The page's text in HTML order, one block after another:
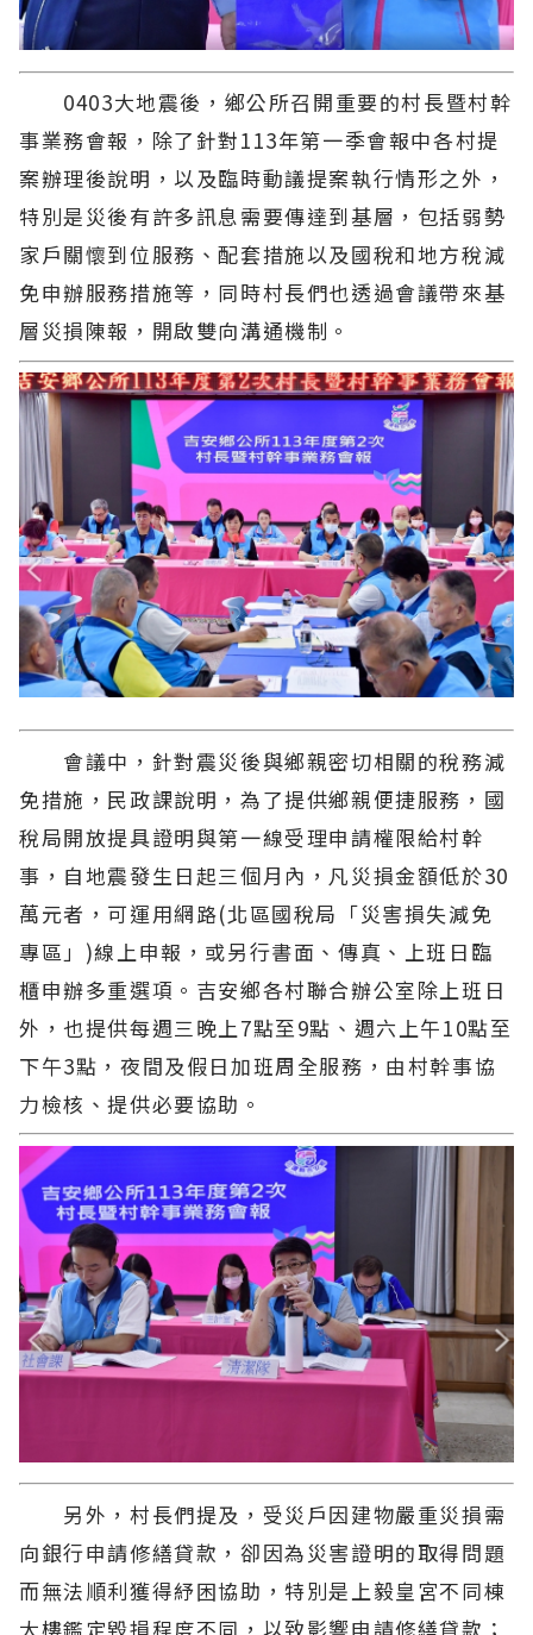
0403大地震後，鄉公所召開重要的村長暨村幹
事業務會報，除了針對113年第一季會報中各村提
案辦理後說明，以及臨時動議提案執行情形之外，
特別是災後有許多訊息需要傳達到基層，包括弱勢
家戶關懷到位服務、配套措施以及國稅和地方稅減
免申辦服務措施等，同時村長們也透過會議帶來基
層災損陳報，開啟雙向溝通機制。
會議中，針對震災後與鄉親密切相關的稅務減
免措施，民政課說明，為了提供鄉親便捷服務，國
稅局開放提具證明與第一線受理申請權限給村幹
事，自地震發生日起三個月內，凡災損金額低於30
萬元者，可運用網路(北區國稅局「災害損失減免
專區」)線上申報，或另行書面、傳真、上班日臨
櫃申辦多重選項。吉安鄉各村聯合辦公室除上班日
外，也提供每週三晚上7點至9點、週六上午10點至
下午3點，夜間及假日加班周全服務，由村幹事協
力檢核、提供必要協助。
另外，村長們提及，受災戶因建物嚴重災損需
向銀行申請修繕貸款，卻因為災害證明的取得問題
而無法順利獲得紓困協助，特別是上毅皇宮不同棟
大樓鑑定毀損程度不同，以致影響申請修繕貸款；